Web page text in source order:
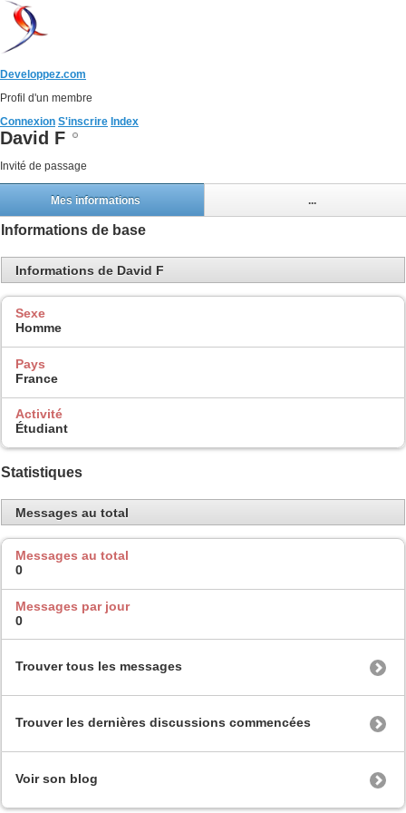
Developpez.com
Profil d'un membre
Connexion S'inscrire Index
David F
Invité de passage
Mes informations ...
Informations de base
Informations de David F
Sexe
Homme
Pays
France
Activité
Étudiant
Statistiques
Messages au total
Messages au total
0
Messages par jour
0
Trouver tous les messages
Trouver les dernières discussions commencées
Voir son blog